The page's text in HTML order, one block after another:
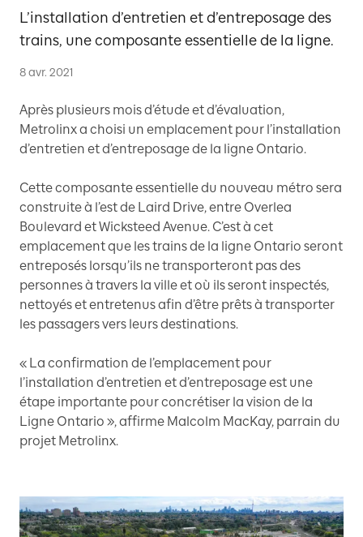
L’installation d’entretien et d’entreposage des
trains, une composante essentielle de la ligne.
8 avr. 2021
Après plusieurs mois d’étude et d’évaluation,
Metrolinx a choisi un emplacement pour l’installation
d’entretien et d’entreposage de la ligne Ontario.
Cette composante essentielle du nouveau métro sera
construite à l’est de Laird Drive, entre Overlea
Boulevard et Wicksteed Avenue. C’est à cet
emplacement que les trains de la ligne Ontario seront
entreposés lorsqu’ils ne transporteront pas des
personnes à travers la ville et où ils seront inspectés,
nettoyés et entretenus afin d’être prêts à transporter
les passagers vers leurs destinations.
« La confirmation de l’emplacement pour
l’installation d’entretien et d’entreposage est une
étape importante pour concrétiser la vision de la
Ligne Ontario », affirme Malcolm MacKay, parrain du
projet Metrolinx.